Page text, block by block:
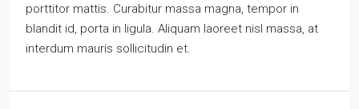
porttitor mattis. Curabitur massa magna, tempor in
blandit id, porta in ligula. Aliquam laoreet nisl massa, at
interdum mauris sollicitudin et.